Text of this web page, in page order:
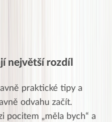
největší rozdíl
praktické tipy a
odvahu začít.
pocitem „měla bych“ a